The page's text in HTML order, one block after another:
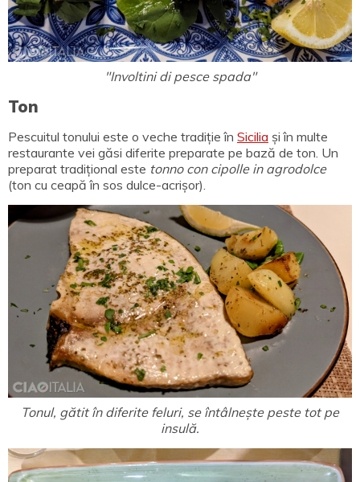
"Involtini di pesce spada"
Ton
Pescuitul tonului este o veche tradiție în Sicilia și în multe
restaurante vei găsi diferite preparate pe bază de ton. Un
preparat tradițional este tonno con cipolle in agrodolce
(ton cu ceapă în sos dulce-acrișor).
Tonul, gătit în diferite feluri, se întâlnește peste tot pe
insulă.